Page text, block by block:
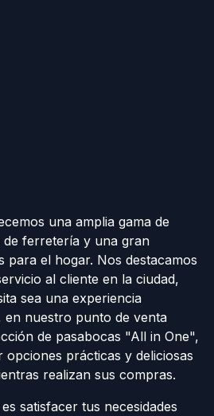
una amplia gama de
ferretería y una gran
para el hogar. Nos destacamos
al cliente en la ciudad,
sea una experiencia
en nuestro punto de venta
de pasabocas "All in One",
prácticas y deliciosas
realizan sus compras.
satisfacer tus necesidades